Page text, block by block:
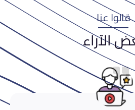
قالوا عنا
الآراء